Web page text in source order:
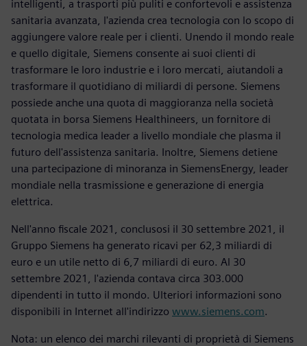
intelligenti, a trasporti più puliti e confortevoli e assistenza
sanitaria avanzata, l'azienda crea tecnologia con lo scopo di
aggiungere valore reale per i clienti. Unendo il mondo reale
e quello digitale, Siemens consente ai suoi clienti di
trasformare le loro industrie e i loro mercati, aiutandoli a
trasformare il quotidiano di miliardi di persone. Siemens
possiede anche una quota di maggioranza nella società
quotata in borsa Siemens Healthineers, un fornitore di
tecnologia medica leader a livello mondiale che plasma il
futuro dell'assistenza sanitaria. Inoltre, Siemens detiene
una partecipazione di minoranza in SiemensEnergy, leader
mondiale nella trasmissione e generazione di energia
elettrica.
Nell'anno fiscale 2021, conclusosi il 30 settembre 2021, il
Gruppo Siemens ha generato ricavi per 62,3 miliardi di
euro e un utile netto di 6,7 miliardi di euro. Al 30
settembre 2021, l'azienda contava circa 303.000
dipendenti in tutto il mondo. Ulteriori informazioni sono
disponibili in Internet all'indirizzo www.siemens.com.
Nota: un elenco dei marchi rilevanti di proprietà di Siemens